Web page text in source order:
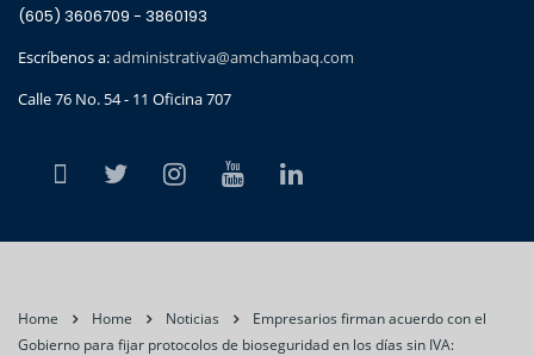
(605) 3606709 - 3860193
Escríbenos a:administrativa@amchambaq.com
Calle 76 No. 54 - 11 Oficina 707
Home Home Noticias
Empresarios firman acuerdo con el
Gobierno para fijar protocolos de bioseguridad en los días sin IVA: